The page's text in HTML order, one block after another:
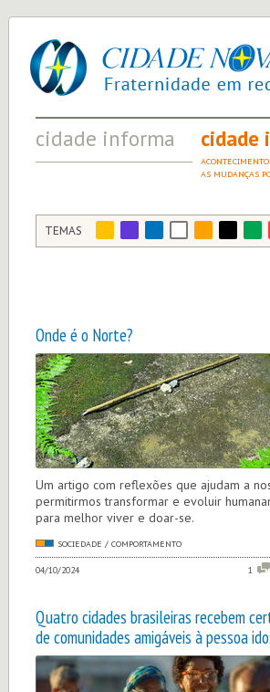
cidade
nova
UM
PROJETO
PELA
FRATERNIDADE
cidade informa
FATOS RELEVANTES PARA
cidade
AS MUDANÇAS
TEMAS
Onde é o Norte?
Um artigo com reflexões que ajudam a
permitirmos transformar e evoluir
para melhor viver e doar-se.
SOCIEDADE / COMPORTAMENTO
04/10/2024 1
Quatro cidades brasileiras recebem
de comunidades amigáveis à pessoa